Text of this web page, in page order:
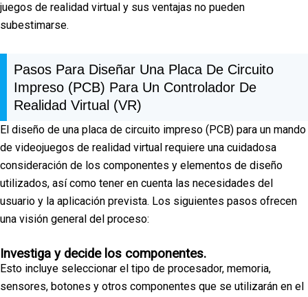
juegos de realidad virtual y sus ventajas no pueden
subestimarse.
Pasos Para Diseñar Una Placa De Circuito
Impreso (PCB) Para Un Controlador De
Realidad Virtual (VR)
El diseño de una placa de circuito impreso (PCB) para un mando
de videojuegos de realidad virtual requiere una cuidadosa
consideración de los componentes y elementos de diseño
utilizados, así como tener en cuenta las necesidades del
usuario y la aplicación prevista. Los siguientes pasos ofrecen
una visión general del proceso:
Investiga y decide los componentes.
Esto incluye seleccionar el tipo de procesador, memoria,
sensores, botones y otros componentes que se utilizarán en el